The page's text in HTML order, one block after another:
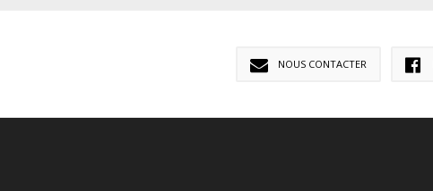
NOUS CONTACTER